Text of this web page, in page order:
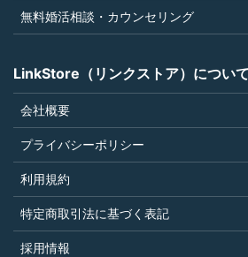
法人または個人若しくはそ
でないこと
利用者は、本規約に違反する
LinkStoreを利用することに
める基準に従ったポイントの
とができます。
無料婚活相談・カウンセリング
LinkStore（リンクストア）について
会社概要
プライバシーポリシー
利用規約
特定商取引法に基づく表記
採用情報